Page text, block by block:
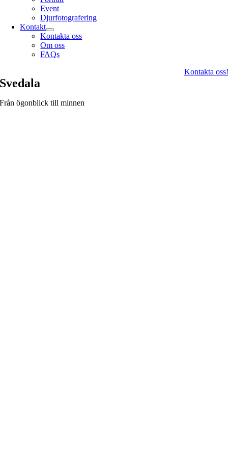
Event
Djurfotografering
Kontakt
Kontakta oss
Om oss
FAQs
Kontakta oss!
Svedala
Från ögonblick till minnen